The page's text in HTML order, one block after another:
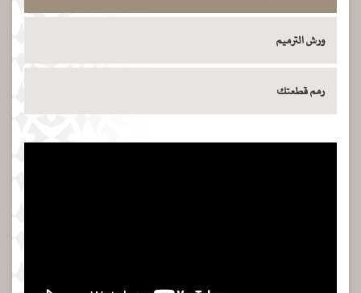
ورش الترميم
رمم قطعتك